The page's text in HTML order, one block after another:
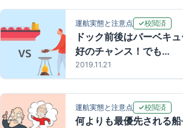
運航実態と注意点 校閲済
ドック前後はバーベキ
好のチャンス！でも…
2019.11.21
運航実態と注意点 校閲済
何よりも最優先される船